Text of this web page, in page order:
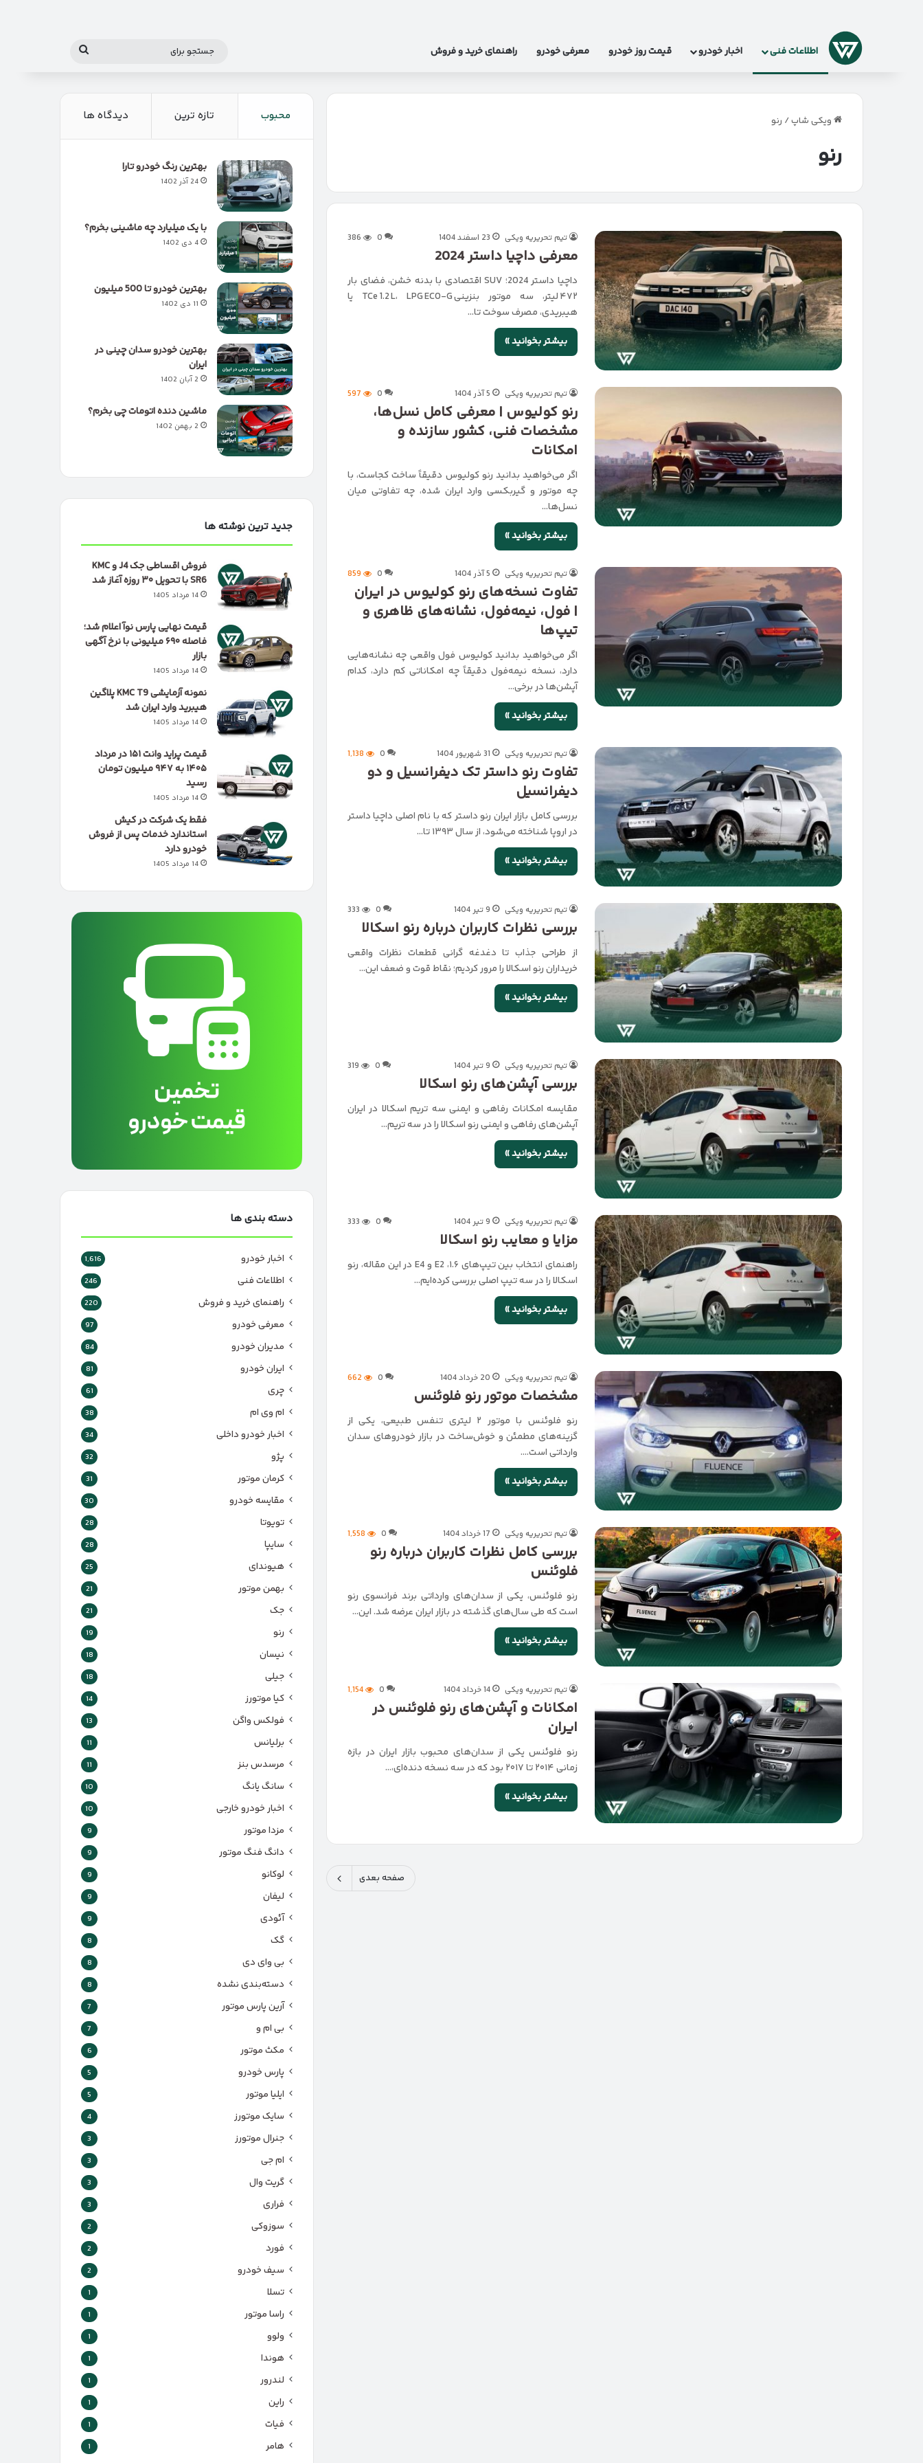
لوگو اطلاعات فنی اخبار خودرو قیمت روز خودرو معرفی خودرو راهنمای خرید و فروش
جستجو
ویکی شاپ/ رنو
رنو
تیم تحریریه ویکی 23 اسفند 1404 0
386
معرفی داچیا داستر 2024
داچیا داستر 2024؛ SUV اقتصادی با بدنه خشن، فضای بار
۴۷۲ لیتر، سه موتور بنزینی TCe 1.2 L، LPG ECO‑G یا
هیبریدی، مصرف سوخت تا…
بیشتر بخوانید »
تیم تحریریه ویکی 5 آذر 1404 0
597
رنو کولیوس | معرفی کامل نسل‌ها،
مشخصات فنی، کشور سازنده و
امکانات
اگر می‌خواهید بدانید رنو کولیوس دقیقاً ساخت کجاست، با
چه موتور و گیربکسی وارد ایران شده، چه تفاوتی میان
نسل‌ها…
بیشتر بخوانید »
تیم تحریریه ویکی 5 آذر 1404 0
859
تفاوت نسخه‌های رنو کولیوس در ایران
| فول، نیمه‌فول، نشانه‌های ظاهری و
تیپ‌ها
اگر می‌خواهید بدانید کولیوس فول واقعی چه نشانه‌هایی
دارد، نسخه نیمه‌فول دقیقاً چه امکاناتی کم دارد، کدام
آپشن‌ها در برخی…
بیشتر بخوانید »
تیم تحریریه ویکی 31 شهریور 1404 0
1,138
تفاوت رنو داستر تک دیفرانسیل و دو
دیفرانسیل
بررسی کامل بازار ایران رنو داستر که با نام اصلی داچیا داستر
در اروپا شناخته می‌شود، از سال ۱۳۹۳ تا…
بیشتر بخوانید »
تیم تحریریه ویکی 9 تیر 1404 0
333
بررسی نظرات کاربران درباره رنو اسکالا
از طراحی جذاب تا دغدغه گرانی قطعات نظرات واقعی
خریداران رنو اسکالا را مرور کردیم؛ نقاط قوت و ضعف این…
بیشتر بخوانید »
تیم تحریریه ویکی 9 تیر 1404 0
319
بررسی آپشن‌های رنو اسکالا
مقایسه امکانات رفاهی و ایمنی سه تریم اسکالا در ایران
آپشن‌های رفاهی و ایمنی رنو اسکالا را در سه تریم…
بیشتر بخوانید »
تیم تحریریه ویکی 9 تیر 1404 0
333
مزایا و معایب رنو اسکالا
راهنمای انتخاب بین تیپ‌های ۱.۶، E2 و E4 در این مقاله، رنو
اسکالا را در سه تیپ اصلی بررسی کرده‌ایم…
بیشتر بخوانید »
تیم تحریریه ویکی 20 خرداد 1404 0
662
مشخصات موتور رنو فلوئنس
رنو فلوئنس با موتور ۲ لیتری تنفس طبیعی، یکی از
گزینه‌های مطمئن و خوش‌ساخت در بازار خودروهای سدان
وارداتی است.…
بیشتر بخوانید »
تیم تحریریه ویکی 17 خرداد 1404 0
1,558
بررسی کامل نظرات کاربران درباره رنو
فلوئنس
رنو فلوئنس، یکی از سدان‌های وارداتی برند فرانسوی رنو
است که طی سال‌های گذشته در بازار ایران عرضه شد. این…
بیشتر بخوانید »
تیم تحریریه ویکی 14 خرداد 1404 0
1,154
امکانات و آپشن‌های رنو فلوئنس در
ایران
رنو فلوئنس یکی از سدان‌های محبوب بازار ایران در بازه
زمانی ۲۰۱۴ تا ۲۰۱۷ بود که در سه نسخه دنده‌ای،…
بیشتر بخوانید »
صفحه بعدی
محبوب تازه ترین دیدگاه ها
بهترین رنگ خودرو تارا
24 آذر 1402
با یک میلیارد چه ماشینی بخرم؟
4 دی 1402
بهترین خودرو تا 500 میلیون
11 دی 1402
بهترین خودرو سدان چینی در
ایران
2 آبان 1402
ماشین دنده اتومات چی بخرم؟
2 بهمن 1402
جدید ترین نوشته ها
فروش اقساطی جک J4 و KMC
SR6 با تحویل ۳۰ روزه آغاز شد
14 مرداد 1405
قیمت نهایی پارس نوآ اعلام شد؛
فاصله ۶۹۰ میلیونی با نرخ آگهی
بازار
14 مرداد 1405
نمونه آزمایشی KMC T9 پلاگین
هیبرید وارد ایران شد
14 مرداد 1405
قیمت پراید وانت ۱۵۱ در مرداد
۱۴۰۵ به ۹۴۷ میلیون تومان
رسید
14 مرداد 1405
فقط یک شرکت در کیش
استاندارد خدمات پس از فروش
خودرو دارد
14 مرداد 1405
دسته بندی ها
اخبار خودرو 1,616
اطلاعات فنی 246
راهنمای خرید و فروش 220
معرفی خودرو 97
مدیران خودرو 84
ایران خودرو 81
چری 61
ام وی ام 38
اخبار خودرو داخلی 34
پژو 32
کرمان موتور 31
مقایسه خودرو 30
تویوتا 28
سایپا 28
هیوندای 25
بهمن موتور 21
جک 21
رنو 19
نیسان 18
جیلی 18
کیا موتورز 14
فولکس واگن 13
برلیانس 11
مرسدس بنز 11
سانگ یانگ 10
اخبار خودرو خارجی 10
مزدا موتور 9
دانگ فنگ موتور 9
لوکانو 9
لیفان 9
آئودی 9
گک 8
بی وای دی 8
دسته‌بندی نشده 8
آرین پارس موتور 7
بی ام و 7
مکث موتور 6
پارس‌ خودرو 5
ایلیا موتور 5
سایک موتورز 4
جنرال موتورز 3
ام جی 3
گریت وال 3
فراری 3
سوزوکی 2
فورد 2
سیف خودرو 2
تسلا 1
راسا موتور 1
ولوو 1
هوندا 1
لندرور 1
راین 1
فیات 1
هامر 1